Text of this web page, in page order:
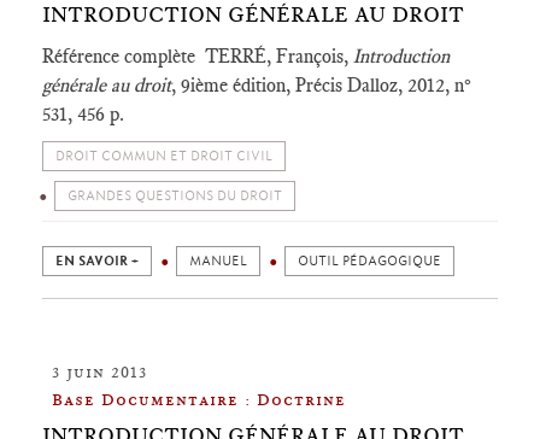
INTRODUCTION GÉNÉRALE AU DROIT
Référence complète TERRÉ, François, Introduction
générale au droit, 9ième édition, Précis Dalloz, 2012, n°
531, 456 p.
DROIT COMMUN ET DROIT CIVIL
GRANDES QUESTIONS DU DROIT
EN SAVOIR + MANUEL OUTIL PÉDAGOGIQUE
3 juin 2013
Base Documentaire : Doctrine